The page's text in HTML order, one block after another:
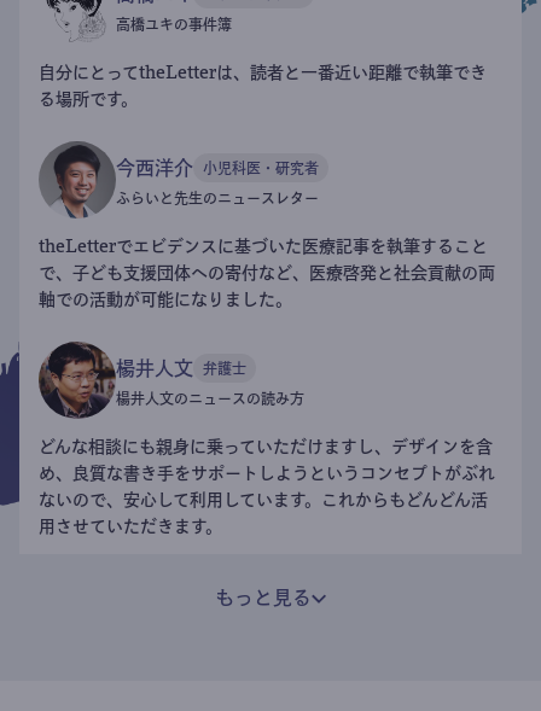
高橋ユキの事件簿
自分にとってtheLetterは、読者と一番近い距離で執筆でき
る場所です。
今西洋介 小児科医・研究者
ふらいと先生のニュースレター
theLetterでエビデンスに基づいた医療記事を執筆すること
で、子ども支援団体への寄付など、医療啓発と社会貢献の両
軸での活動が可能になりました。
楊井人文 弁護士
楊井人文のニュースの読み方
どんな相談にも親身に乗っていただけますし、デザインを含
め、良質な書き手をサポートしようというコンセプトがぶれ
ないので、安心して利用しています。これからもどんどん活
用させていただきます。
もっと見る